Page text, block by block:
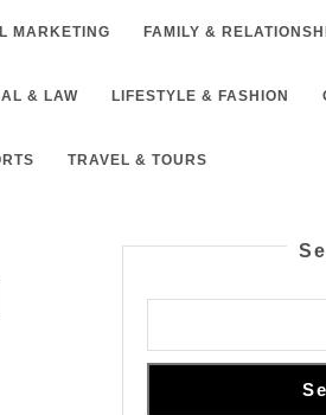
MARKETING FAMILY &
& LAW LIFESTYLE & FASHION
TRAVEL & TOURS